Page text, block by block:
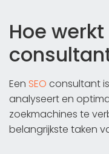
Hoe werkt
Een SEO consultant
analyseert en
zoekmachines te
belangrijkste taken